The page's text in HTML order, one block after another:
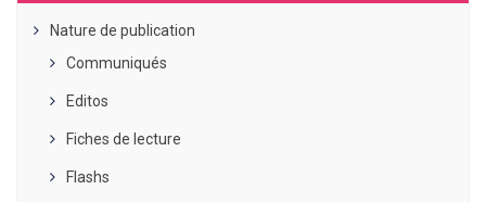
Nature de publication
Communiqués
Editos
Fiches de lecture
Flashs